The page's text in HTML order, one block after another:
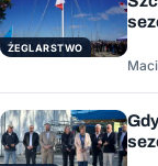
ŻEGLARSTWO